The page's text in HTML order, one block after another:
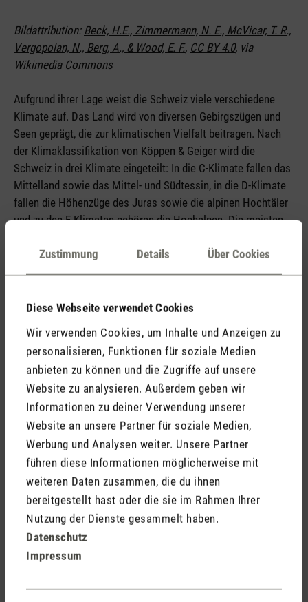
Zustimmung Details Über Cookies
Diese Webseite verwendet Cookies
Wir verwenden Cookies, um Inhalte und Anzeigen zu
personalisieren, Funktionen für soziale Medien
anbieten zu können und die Zugriffe auf unsere
Website zu analysieren. Außerdem geben wir
Informationen zu deiner Verwendung unserer
Website an unsere Partner für soziale Medien,
Werbung und Analysen weiter. Unsere Partner
führen diese Informationen möglicherweise mit
weiteren Daten zusammen, die du ihnen
bereitgestellt hast oder die sie im Rahmen Ihrer
Nutzung der Dienste gesammelt haben.
Datenschutz
Impressum
Bildattribution: Beck, H.E., Zimmermann, N. E., McVicar, T. R.,
Vergopolan, N., Berg, A., & Wood, E. F., CC BY 4.0, via
Wikimedia Commons
Aufgrund ihrer Lage weist die Schweiz viele verschiedene
Klimate auf. Das Land wird von diversen Gebirgszügen und
Seen geprägt, die zur klimatischen Vielfalt beitragen. Nach
der Klimaklassifikation von Köppen & Geiger wird die
Schweiz in drei Klimate eingeteilt: In die C-Klimate fallen das
Mittelland sowie das Mittel- und Südtessin, in die D-Klimate
fallen die Höhenzüge des Juras sowie die alpinen Hochtäler
und zu den E-Klimaten gehören die Hochalpen. Die meisten
immerfeuchten Klimas mit warmen Sommern (Cfb) und des
warmsommerlichen, feuchten Kontinentalklimas (Dfb).
Das Schweizer Flachland hat ausgeprägte vier Jahreszeiten
und Niederschläge fallen über das ganze Jahr verteilt.
Zwischen dem Norden und Süden des Landes können
beträchtliche Temperaturunterschiede bestehen. Weil die
Alpenkette kalte Luftmassen aus dem Norden weitgehend
zurückhält, herrscht im Süden (Tessin) milderes Klima als im
Norden der Schweiz. Das Tessin hat deshalb auch den Ruf
als Schweizer Sonnenstube.